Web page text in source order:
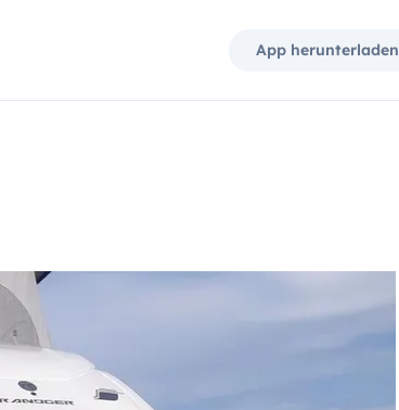
App herunterladen